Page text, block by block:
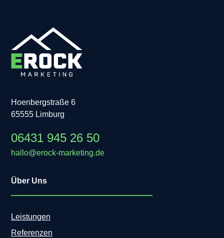
Hoenbergstraße 6
65555 Limburg
06431 945 26 50
hallo@erock-marketing.de
Über Uns
Leistungen
Referenzen